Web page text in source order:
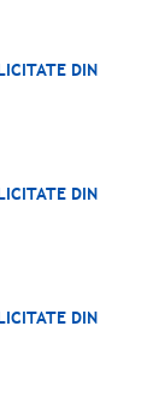
DIN
DIN
DIN